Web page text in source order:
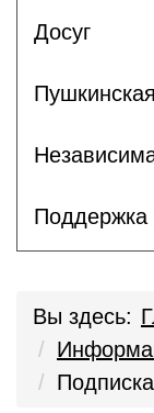
Досуг
Поддержка
Вы здесь: